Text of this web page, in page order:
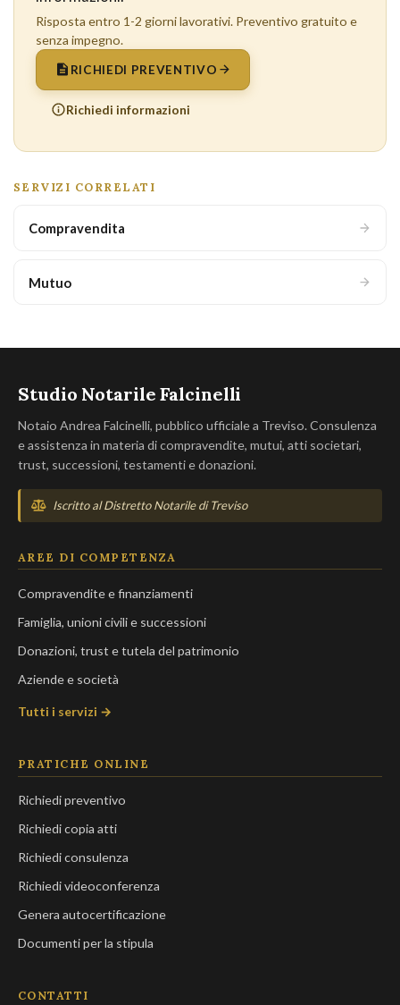
Risposta entro 1-2 giorni lavorativi. Preventivo gratuito e
senza impegno.
RICHIEDI PREVENTIVO
Richiedi informazioni
SERVIZI CORRELATI
Compravendita
Mutuo
Studio Notarile Falcinelli
Notaio Andrea Falcinelli, pubblico ufficiale a Treviso. Consulenza
e assistenza in materia di compravendite, mutui, atti societari,
trust, successioni, testamenti e donazioni.
Iscritto al Distretto Notarile di Treviso
AREE DI COMPETENZA
Compravendite e finanziamenti
Famiglia, unioni civili e successioni
Donazioni, trust e tutela del patrimonio
Aziende e società
Tutti i servizi →
PRATICHE ONLINE
Richiedi preventivo
Richiedi copia atti
Richiedi consulenza
Richiedi videoconferenza
Genera autocertificazione
Documenti per la stipula
CONTATTI